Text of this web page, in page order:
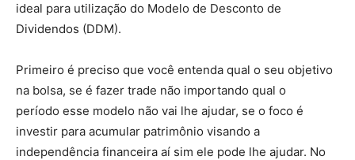
ideal para utilização do Modelo de Desconto de
Dividendos (DDM).
Primeiro é preciso que você entenda qual o seu objetivo
na bolsa, se é fazer trade não importando qual o
período esse modelo não vai lhe ajudar, se o foco é
investir para acumular patrimônio visando a
independência financeira aí sim ele pode lhe ajudar. No